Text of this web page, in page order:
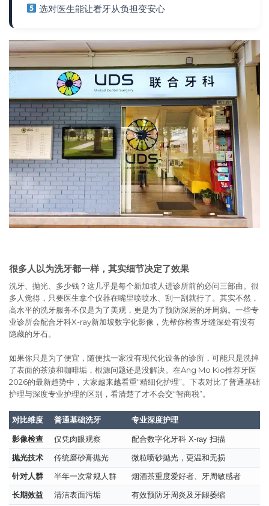
选对医生能让看牙从负担变安心
很多人以为洗牙都一样，其实细节决定了效果
洗牙、抛光、多少钱？这几乎是每个新加坡人进诊所前的必问三部曲。很
多人觉得，只要医生拿个仪器在嘴里喷喷水、刮一刮就行了。其实不然，
高水平的洗牙服务不仅是为了美观，更是为了预防深层的牙周病。一些专
业诊所会配合牙科X-ray新加坡数字化影像，先帮你检查牙缝深处有没有
隐藏的牙石。
如果你只是为了便宜，随便找一家没有现代化设备的诊所，可能只是洗掉
了表面的茶渍和咖啡垢，根源问题还是没解决。在Ang Mo Kio推荐牙医
2026的最新趋势中，大家越来越看重“精细化护理”。下表对比了普通基础
护理与深度专业护理的区别，看清楚了才不会交“智商税”。
对比维度 普通基础洗牙 专业深度护理
影像检查 仅凭肉眼观察 配合数字化牙科 X-ray 扫描
抛光技术 传统磨砂膏抛光 微粒喷砂抛光，更温和无损
针对人群 半年一次常规人群 烟酒茶重度爱好者、牙周敏感者
长期效益 清洁表面污垢 有效预防牙周炎及牙龈萎缩